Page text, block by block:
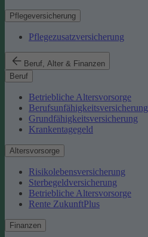
Pflegeversicherung
Pflegezusatzversicherung
Beruf, Alter & Finanzen
Beruf
Betriebliche Altersvorsorge
Berufsunfähigkeitsversicherung
Grundfähigkeitsversicherung
Krankentagegeld
Altersvorsorge
Risikolebensversicherung
Sterbegeldversicherung
Betriebliche Altersvorsorge
Rente ZukunftPlus
Finanzen